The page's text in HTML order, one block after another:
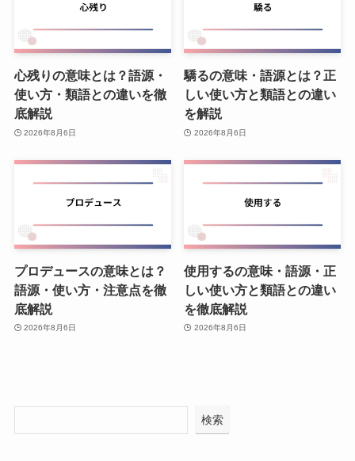
心残りの意味とは？語源・
使い方・類語との違いを徹
底解説
2026年8月6日
驕るの意味・語源とは？正
しい使い方と類語との違い
を解説
2026年8月6日
プロデュースの意味とは？
語源・使い方・注意点を徹
底解説
2026年8月6日
使用するの意味・語源・正
しい使い方と類語との違い
を徹底解説
2026年8月6日
検索